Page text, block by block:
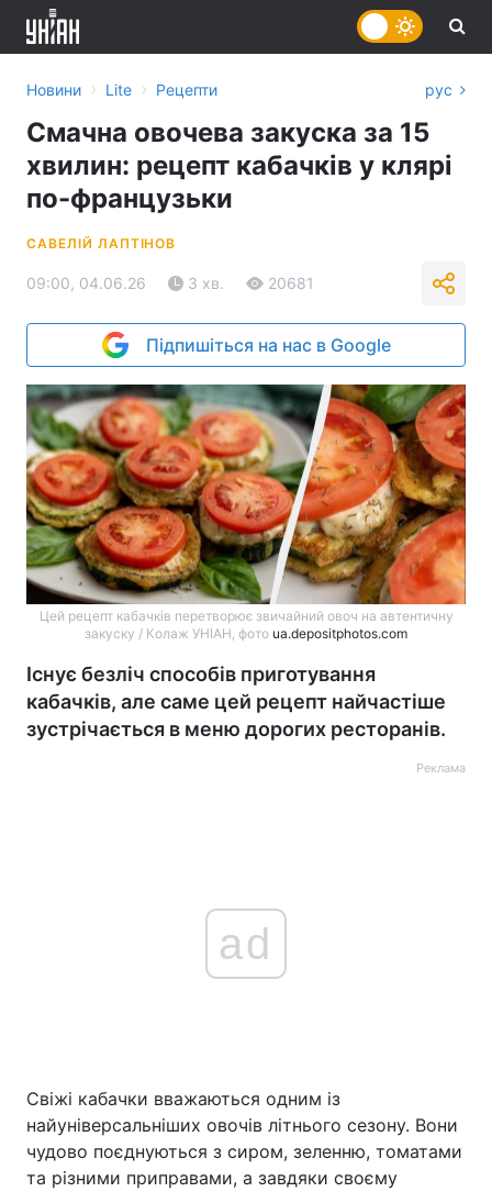
Україна Політика
Економіка Світ
Новини › Lite › Рецепти рус
Смачна овочева закуска за 15
хвилин: рецепт кабачків у клярі
по-французьки
САВЕЛІЙ ЛАПТІНОВ
09:00, 04.06.26 3 хв. 20681
Підпишіться на нас в Google
Цей рецепт кабачків перетворює звичайний овоч на автентичну
закуску / Колаж УНІАН, фото ua.depositphotos.com
Існує безліч способів приготування
кабачків, але саме цей рецепт найчастіше
зустрічається в меню дорогих ресторанів.
Реклама
ad
Свіжі кабачки вважаються одним із
найуніверсальніших овочів літнього сезону. Вони
чудово поєднуються з сиром, зеленню, томатами
та різними приправами, а завдяки своєму